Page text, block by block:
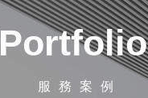
Portfolio
服務案例